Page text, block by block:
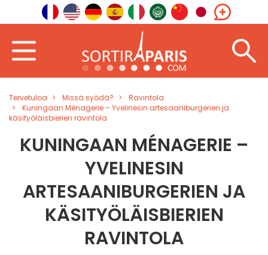
Tervetuloa Missä syödä?
Ravintola
Kuningaan Ménagerie – Yvelinesin artesaaniburgerien ja
käsityöläisbierien ravintola
KUNINGAAN MÉNAGERIE –
YVELINESIN
ARTESAANIBURGERIEN JA
KÄSITYÖLÄISBIERIEN
RAVINTOLA